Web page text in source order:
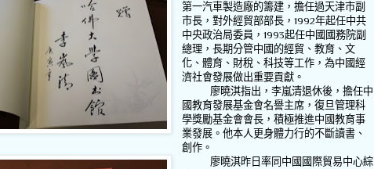
第一汽車製造廠的籌建，擔任過天津市副
市長，對外經貿部部長，1992年起任中共
中央政治局委員，1993起任中國國務院副
總理，長期分管中國的經貿、教育、文
化、體育、財稅、科技等工作，為中國經
濟社會發展做出重要貢獻。
廖曉淇指出，李嵐清退休後，擔任中
國教育發展基金會名譽主席，復旦管理科
學獎勵基金會會長，積極推進中國教育事
業發展。他本人更身體力行的不斷讀書、
創作。
廖曉淇昨日率同中國國際貿易中心綜